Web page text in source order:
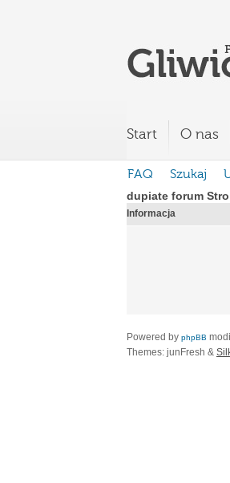
Start O nas
FAQ Szukaj
dupiate forum
Informacja
Powered by phpBB
Themes: junFresh &